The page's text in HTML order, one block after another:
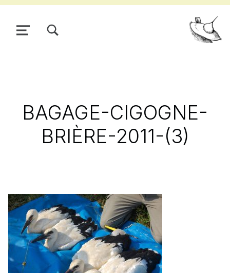
Pour
MENU
BAGAGE-CIGOGNE-
BRIÈRE-2011-(3)